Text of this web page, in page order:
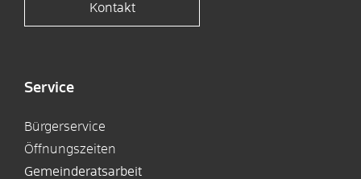
Kontakt
Service
Bürgerservice
Öffnungszeiten
Gemeinderatsarbeit